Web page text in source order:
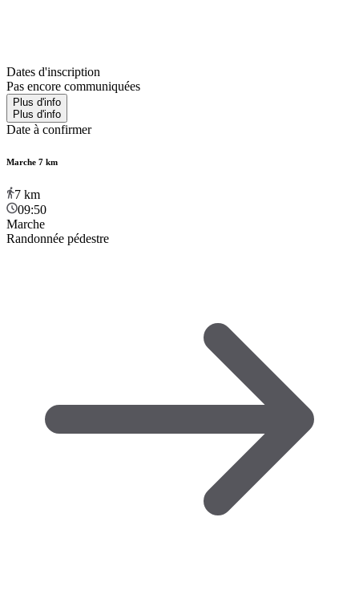
Dates d'inscription
Pas encore communiquées
Plus d'info
Plus d'info
Date à confirmer
Marche 7 km
7 km
09:50
Marche
Randonnée pédestre